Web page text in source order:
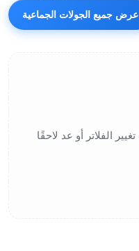
عرض جميع الجولات الجماعية